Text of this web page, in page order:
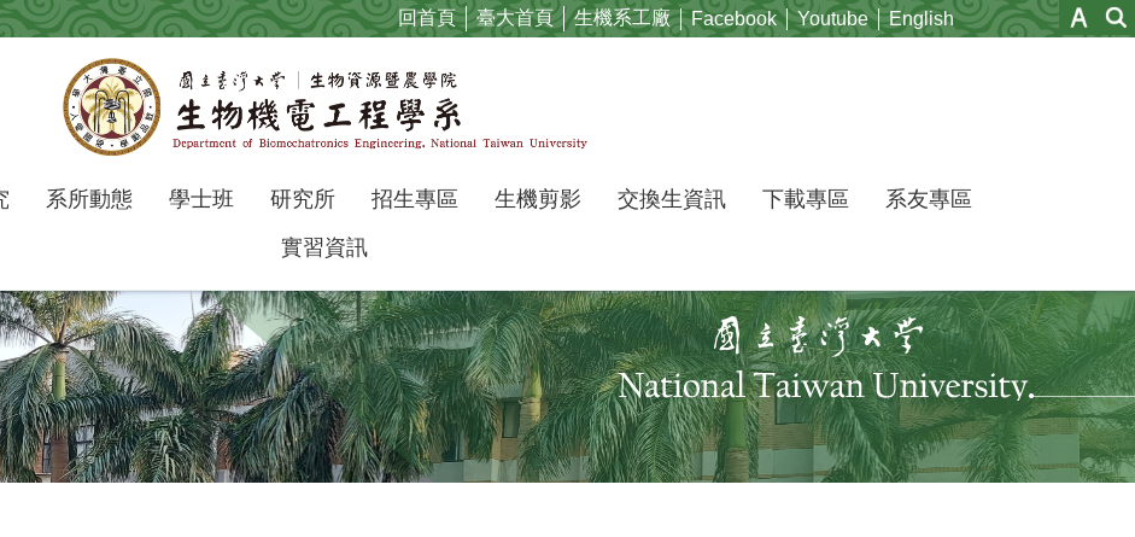
回首頁 臺大首頁 生機系工廠 Facebook Youtube English
系所動態 學士班 研究所 招生專區 生機剪影 交換生資訊 下載專區
系友專區
實習資訊